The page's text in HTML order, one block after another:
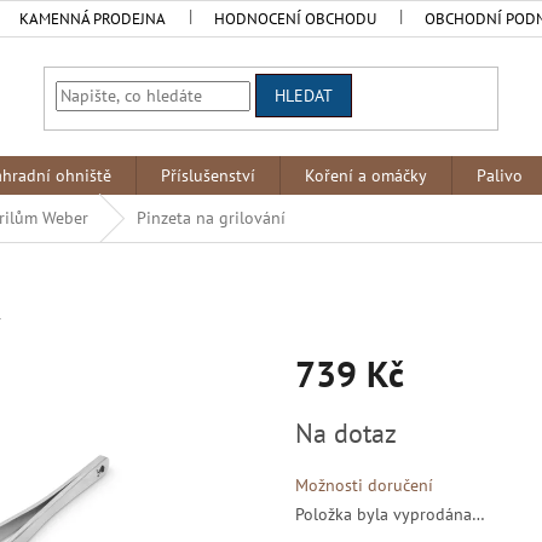
KAMENNÁ PRODEJNA HODNOCENÍ OBCHODU OBCHODNÍ
HLEDAT
ohniště Příslušenství Koření a omáčky Palivo
Weber Pinzeta na grilování
739 Kč
cena:
Na dotaz
Možnosti doručení
Položka byla vyprodána…